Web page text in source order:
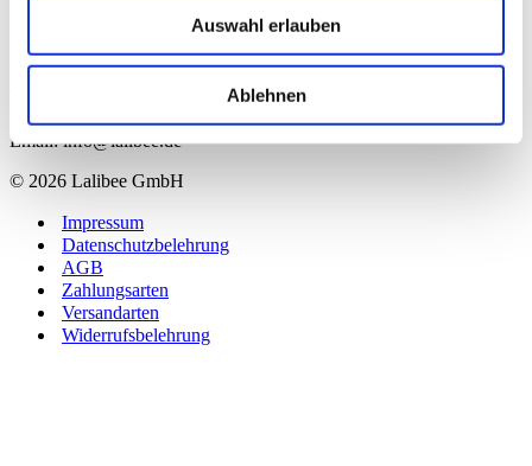
Auswahl erlauben
Ablehnen
53347 Alfter
Fax 0228 522 619 31
Email: info@lalibee.de
© 2026 Lalibee GmbH
Impressum
Datenschutzbelehrung
AGB
Zahlungsarten
Versandarten
Widerrufsbelehrung